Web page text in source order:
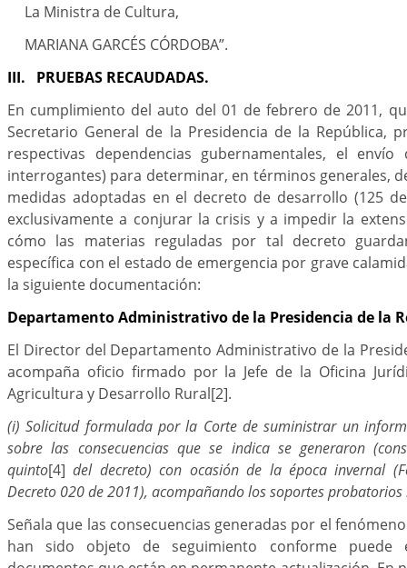
La Ministra de Cultura,
MARIANA GARCÉS CÓRDOBA”.
III. PRUEBAS RECAUDADAS.
En cumplimiento del auto del 01 de febrero de 2011,
Secretario General de la Presidencia de la República,
respectivas dependencias gubernamentales, el
interrogantes) para determinar, en términos generales,
medidas adoptadas en el decreto de desarrollo (125
exclusivamente a conjurar la crisis y a impedir la
cómo las materias reguladas por tal decreto
específica con el estado de emergencia por grave
la siguiente documentación:
Departamento Administrativo de la Presidencia de la
El Director del Departamento Administrativo de la
acompaña oficio firmado por la Jefe de la Oficina
Agricultura y Desarrollo Rural[2].
(i) Solicitud formulada por la Corte de suministrar un
sobre las consecuencias que se indica se generaron
quinto[4] del decreto) con ocasión de la época invernal
Decreto 020 de 2011), acompañando los soportes probatorios
Señala que las consecuencias generadas por el
han sido objeto de seguimiento conforme puede